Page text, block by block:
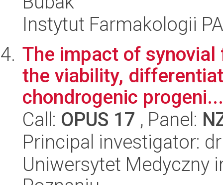
Instytut Farmakologii
The impact of
the viability,
chondrogenic progeni...
Call: OPUS 17 , Panel:
Principal investigator:
Uniwersytet Medyczny